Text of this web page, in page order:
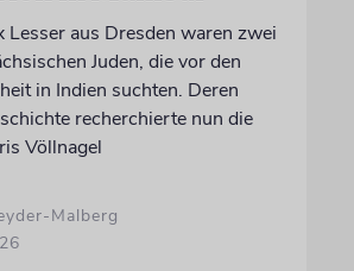
Lesser aus Dresden waren zwei
Juden, die vor den
in Indien suchten. Deren
recherchierte nun die
Völlnagel
Malberg